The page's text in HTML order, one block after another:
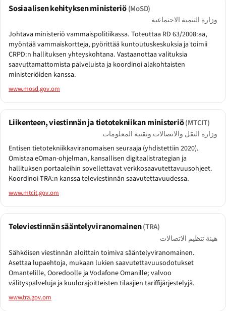
Sosiaalisen kehityksen ministeriö(MoSD)
وزارة التنمية الاجتماعية
Johtava ministeriö vammaispolitiikassa. Toteuttaa RD 63/2008:aa,
myöntää vammaiskortteja, pyörittää kuntoutuskeskuksia ja toimii
CRPD:n hallituksen yhteyskohtana. Vastaanottaa valituksia
saavuttamattomista palveluista ja koordinoi alakohtaisten
ministeriöiden kanssa.
www.mosd.gov.om
Liikenteen, viestinnän ja tietotekniikan ministeriö(MTCIT)
وزارة النقل والاتصالات وتقنية المعلومات
Entisen tietotekniikkaviranomaisen seuraaja (yhdistettiin 2020).
Omistaa eOman-ohjelman, kansallisen digitaalistrategian ja
hallituksen portaaleihin sovellettavat verkkosaavutettavuusohjeet.
Koordinoi TRA:n kanssa televiestinnän saavutettavuudessa.
www.mtcit.gov.om
Televiestinnän sääntelyviranomainen(TRA)
هيئة تنظيم الاتصالات
Sähköisen viestinnän aloittain toimiva sääntelyviranomainen.
Asettaa lupaehtoja, mukaan lukien saavutettavuusodotukset
Omantelille, Ooredoolle ja Vodafone Omanille; valvoo
välityspalveluja ja kuulorajoitteisten tilaajien tariffijärjestelyjä.
www.tra.gov.om